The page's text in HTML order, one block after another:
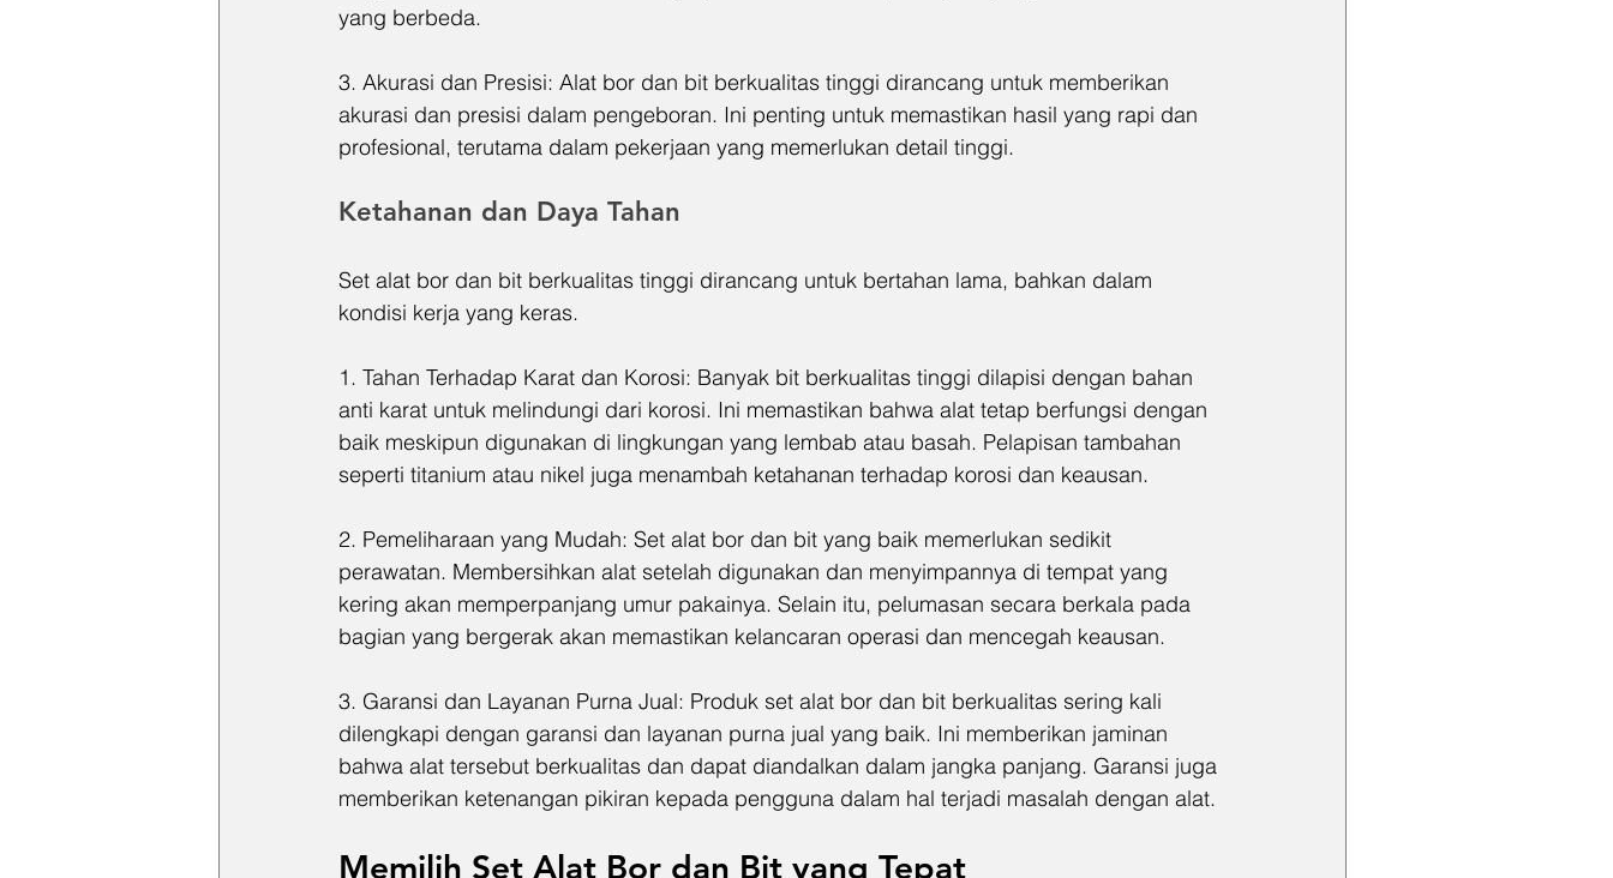
yang berbeda.
3. Akurasi dan Presisi: Alat bor dan bit berkualitas tinggi dirancang untuk memberikan
akurasi dan presisi dalam pengeboran. Ini penting untuk memastikan hasil yang rapi dan
profesional, terutama dalam pekerjaan yang memerlukan detail tinggi.
Ketahanan dan Daya Tahan
Set alat bor dan bit berkualitas tinggi dirancang untuk bertahan lama, bahkan dalam
kondisi kerja yang keras.
1. Tahan Terhadap Karat dan Korosi: Banyak bit berkualitas tinggi dilapisi dengan bahan
anti karat untuk melindungi dari korosi. Ini memastikan bahwa alat tetap berfungsi dengan
baik meskipun digunakan di lingkungan yang lembab atau basah. Pelapisan tambahan
seperti titanium atau nikel juga menambah ketahanan terhadap korosi dan keausan.
2. Pemeliharaan yang Mudah: Set alat bor dan bit yang baik memerlukan sedikit
perawatan. Membersihkan alat setelah digunakan dan menyimpannya di tempat yang
kering akan memperpanjang umur pakainya. Selain itu, pelumasan secara berkala pada
bagian yang bergerak akan memastikan kelancaran operasi dan mencegah keausan.
3. Garansi dan Layanan Purna Jual: Produk set alat bor dan bit berkualitas sering kali
dilengkapi dengan garansi dan layanan purna jual yang baik. Ini memberikan jaminan
bahwa alat tersebut berkualitas dan dapat diandalkan dalam jangka panjang. Garansi juga
memberikan ketenangan pikiran kepada pengguna dalam hal terjadi masalah dengan alat.
Memilih Set Alat Bor dan Bit yang Tepat